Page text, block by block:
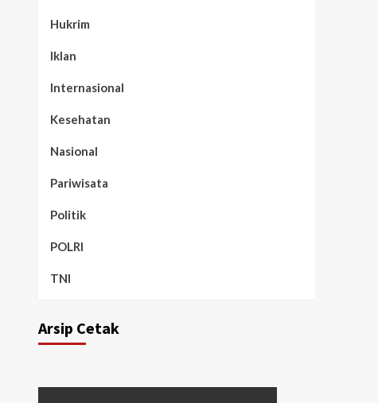
Hukrim
Iklan
Internasional
Kesehatan
Nasional
Pariwisata
Politik
POLRI
TNI
Arsip Cetak